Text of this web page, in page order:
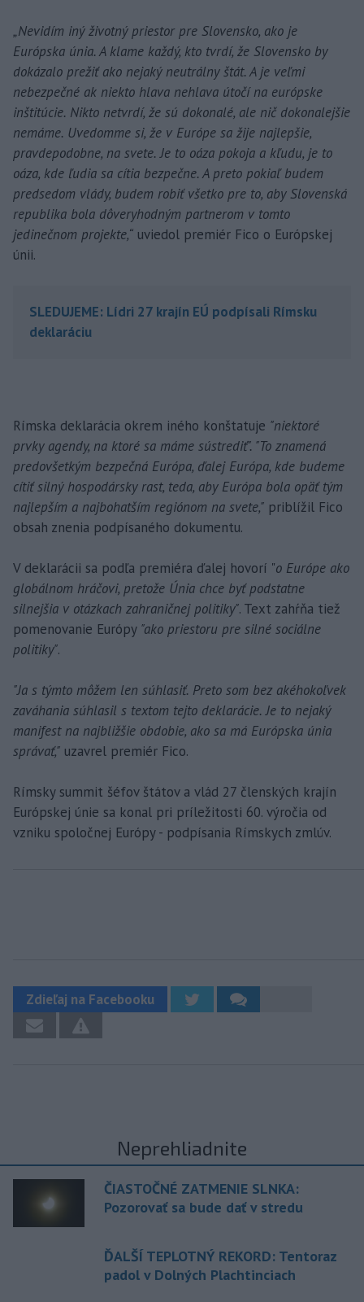
„Nevidím iný životný priestor pre Slovensko, ako je
Európska únia. A klame každý, kto tvrdí, že Slovensko by
dokázalo prežiť ako nejaký neutrálny štát. A je veľmi
nebezpečné ak niekto hlava nehlava útočí na európske
inštitúcie. Nikto netvrdí, že sú dokonalé, ale nič dokonalejšie
nemáme. Uvedomme si, že v Európe sa žije najlepšie,
pravdepodobne, na svete. Je to oáza pokoja a kľudu, je to
oáza, kde ľudia sa cítia bezpečne. A preto pokiaľ budem
predsedom vlády, budem robiť všetko pre to, aby Slovenská
republika bola dôveryhodným partnerom v tomto
jedinečnom projekte,“ uviedol premiér Fico o Európskej
únii.
SLEDUJEME: Lídri 27 krajín EÚ podpísali Rímsku
deklaráciu
Rímska deklarácia okrem iného konštatuje "niektoré
prvky agendy, na ktoré sa máme sústrediť". "To znamená
predovšetkým bezpečná Európa, ďalej Európa, kde budeme
cítiť silný hospodársky rast, teda, aby Európa bola opäť tým
najlepším a najbohatším regiónom na svete," priblížil Fico
obsah znenia podpísaného dokumentu.
V deklarácii sa podľa premiéra ďalej hovorí "o Európe ako
globálnom hráčovi, pretože Únia chce byť podstatne
silnejšia v otázkach zahraničnej politiky". Text zahŕňa tiež
pomenovanie Európy "ako priestoru pre silné sociálne
politiky".
"Ja s týmto môžem len súhlasiť. Preto som bez akéhokoľvek
zaváhania súhlasil s textom tejto deklarácie. Je to nejaký
manifest na najbližšie obdobie, ako sa má Európska únia
správať," uzavrel premiér Fico.
Rímsky summit šéfov štátov a vlád 27 členských krajín
Európskej únie sa konal pri príležitosti 60. výročia od
vzniku spoločnej Európy - podpísania Rímskych zmlúv.
Zdieľaj na Facebooku
Neprehliadnite
ČIASTOČNÉ ZATMENIE SLNKA:
Pozorovať sa bude dať v stredu
ĎALŠÍ TEPLOTNÝ REKORD: Tentoraz
padol v Dolných Plachtinciach